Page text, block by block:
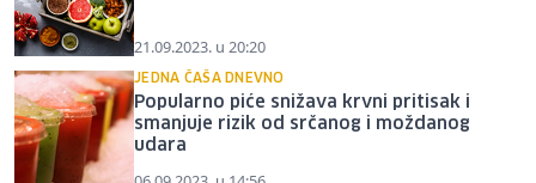
21.09.2023. u 20:20
JEDNA ČAŠA DNEVNO
Popularno piće snižava krvni pritisak i
smanjuje rizik od srčanog i moždanog
udara